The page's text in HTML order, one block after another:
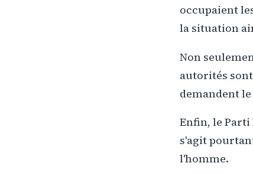
occupaient
la situation
Non
autorités
demandent
Enfin, le Parti
s'agit
l'homme.